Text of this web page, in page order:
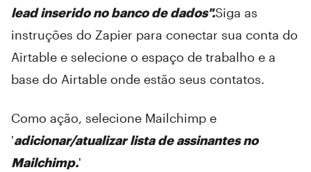
lead inserido no banco de dados".Siga as
instruções do Zapier para conectar sua conta do
Airtable e selecione o espaço de trabalho e a
base do Airtable onde estão seus contatos.
Como ação, selecione Mailchimp e
'adicionar/atualizar lista de assinantes no
Mailchimp.'